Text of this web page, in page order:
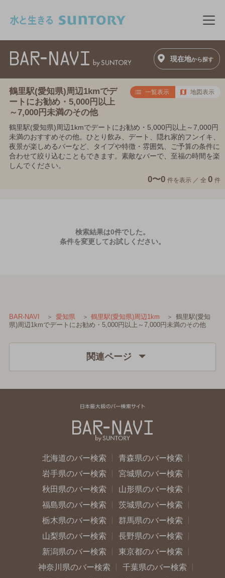
メ
現在地から探す
鶴里駅(愛知県)周辺1kmでデ
ートにお勧め・5,000円以上
～7,000円未満のその他
一覧表示 地図表示
鶴里駅(愛知県)周辺1kmでデートにお勧め・5,000円以上～7,000円
未満のおすすめその他。ひとり飲み、デート、隠れ家的フンイキ、
夜景が楽しめるバーなど、タイプや特徴・雰囲気、ご予算の条件に
合わせて絞り込むこともできます。素敵なバーで、至福の時間を楽
しんでください。
0〜0 件を表示 ／ 全 0 件
検索結果は0件でした。
条件を変更してお試しください。
BAR-NAVI 愛知県 鶴里駅(愛知県)周辺1km
鶴里駅(愛知
県)周辺1kmでデートにお勧め・5,000円以上～7,000円未満のその他
関連ページ
北海道のバー検索
青森県のバー検索
岩手県のバー検索
宮城県のバー検索
秋田県のバー検索
山形県のバー検索
福島県のバー検索
茨城県のバー検索
栃木県のバー検索
群馬県のバー検索
山梨県のバー検索
長野県のバー検索
新潟県のバー検索
東京都のバー検索
神奈川県のバー検索
千葉県のバー検索